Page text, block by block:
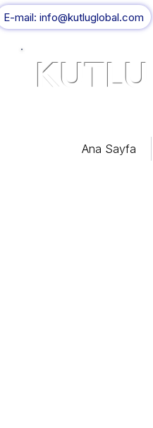
E-mail: info@kutluglobal.com
KUTLU
Ana Sayfa